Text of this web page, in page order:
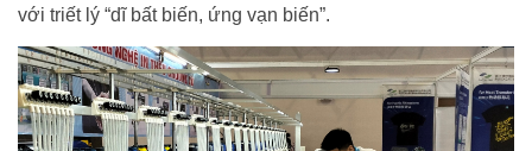
với triết lý “dĩ bất biến, ứng vạn biến”.